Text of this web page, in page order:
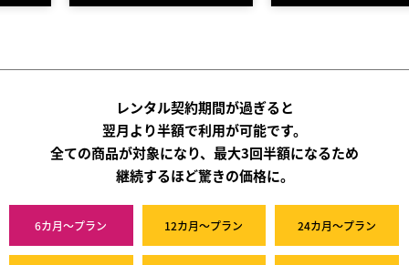
レンタル契約期間が過ぎると
翌月より半額で利用が可能です。
全ての商品が対象になり、最大3回半額になるため
継続するほど驚きの価格に。
6カ月～プラン 12カ月～プラン 24カ月～プラン